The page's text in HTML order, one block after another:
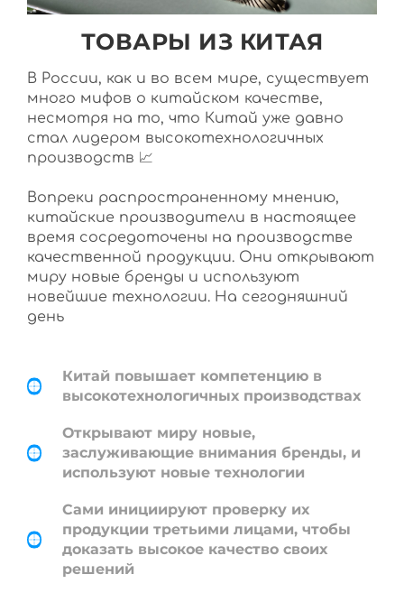
ТОВАРЫ ИЗ КИТАЯ
В России, как и во всем мире, существует
много мифов о китайском качестве,
несмотря на то, что Китай уже давно
стал лидером высокотехнологичных
производств 📈
Вопреки распространенному мнению,
китайские производители в настоящее
время сосредоточены на производстве
качественной продукции. Они открывают
миру новые бренды и используют
новейшие технологии. На сегодняшний
день
Китай повышает компетенцию в
высокотехнологичных производствах
Открывают миру новые,
заслуживающие внимания бренды, и
используют новые технологии
Сами инициируют проверку их
продукции третьими лицами, чтобы
доказать высокое качество своих
решений